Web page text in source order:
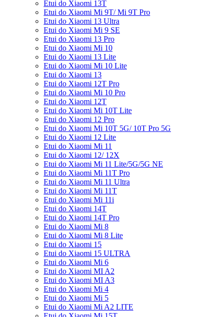
Etui do Xiaomi 13T
Etui do Xiaomi Mi 9T/ Mi 9T Pro
Etui do Xiaomi 13 Ultra
Etui do Xiaomi Mi 9 SE
Etui do Xiaomi 13 Pro
Etui do Xiaomi Mi 10
Etui do Xiaomi 13 Lite
Etui do Xiaomi Mi 10 Lite
Etui do Xiaomi 13
Etui do Xiaomi 12T Pro
Etui do Xiaomi Mi 10 Pro
Etui do Xiaomi 12T
Etui do Xiaomi Mi 10T Lite
Etui do Xiaomi 12 Pro
Etui do Xiaomi Mi 10T 5G/ 10T Pro 5G
Etui do Xiaomi 12 Lite
Etui do Xiaomi Mi 11
Etui do Xiaomi 12/ 12X
Etui do Xiaomi Mi 11 Lite/5G/5G NE
Etui do Xiaomi Mi 11T Pro
Etui do Xiaomi Mi 11 Ultra
Etui do Xiaomi Mi 11T
Etui do Xiaomi Mi 11i
Etui do Xiaomi 14T
Etui do Xiaomi 14T Pro
Etui do Xiaomi Mi 8
Etui do Xiaomi Mi 8 Lite
Etui do Xiaomi 15
Etui do Xiaomi 15 ULTRA
Etui do Xiaomi Mi 6
Etui do Xiaomi MI A2
Etui do Xiaomi MI A3
Etui do Xiaomi Mi 4
Etui do Xiaomi Mi 5
Etui do Xiaomi Mi A2 LITE